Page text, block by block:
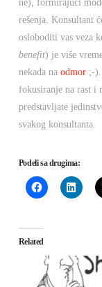
ne), formirajući
rešenja. Konsultant
osloboditi vas veza
benefit) je više
nekada na odmor;-).
fokusiranje na rast i
predstavljate
svakog konsultanta.
Podeli sa drugima:
Related